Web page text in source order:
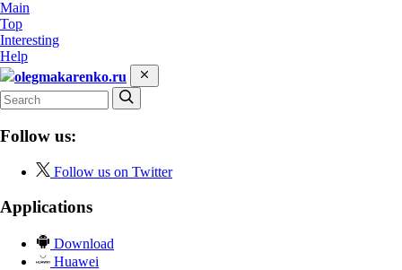
Main
Top
Interesting
Help
olegmakarenko.ru
Follow us:
Follow us on Twitter
Applications
Download
Huawei